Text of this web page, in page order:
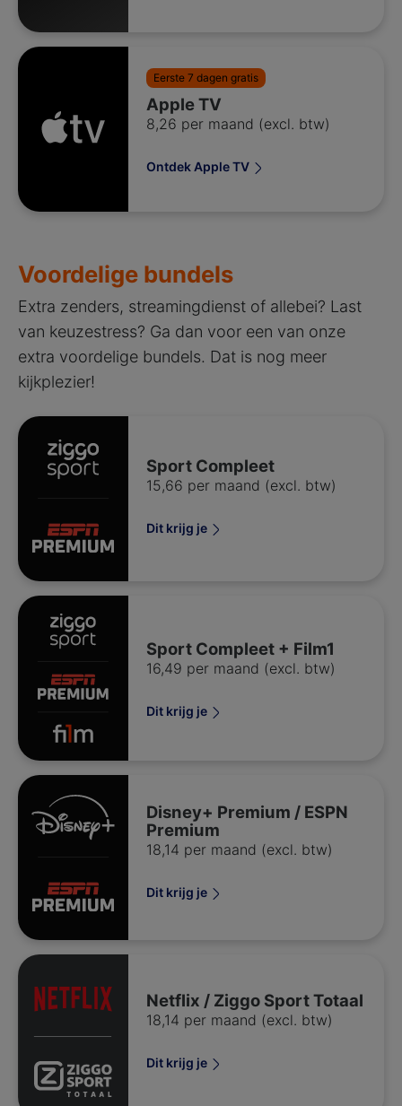
Eerste 7 dagen gratis
Apple TV
8,26 per maand (excl. btw)
Ontdek Apple TV
Voordelige bundels
Extra zenders, streamingdienst of allebei? Last
van keuzestress? Ga dan voor een van onze
extra voordelige bundels. Dat is nog meer
kijkplezier!
Sport Compleet
15,66 per maand (excl. btw)
Dit krijg je
Sport Compleet + Film1
16,49 per maand (excl. btw)
Dit krijg je
Disney+ Premium / ESPN
Premium
18,14 per maand (excl. btw)
Dit krijg je
Netflix / Ziggo Sport Totaal
18,14 per maand (excl. btw)
Dit krijg je